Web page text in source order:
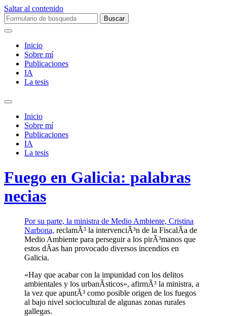
Saltar al contenido
Buscar:
Inicio
Sobre mí­
Publicaciones
IA
La tesis
Alternar
campo
búsqueda
Inicio
Sobre mí­
Publicaciones
IA
La tesis
Fuego en Galicia: palabras
necias
Por su parte, la ministra de Medio Ambiente, Cristina
Narbona, reclamÃ³ la intervenciÃ³n de la FiscalÃ­a de
Medio Ambiente para perseguir a los pirÃ³manos que
estos dÃ­as han provocado diversos incendios en
Galicia.
«Hay que acabar con la impunidad con los delitos
ambientales y los urbanÃ­sticos», afirmÃ³ la ministra, a
la vez que apuntÃ³ como posible origen de los fuegos
al bajo nivel sociocultural de algunas zonas rurales
gallegas.